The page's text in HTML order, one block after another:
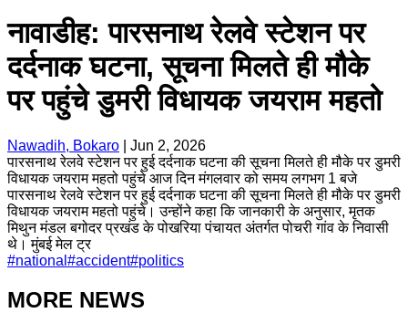
नावाडीह: पारसनाथ रेलवे स्टेशन पर
दर्दनाक घटना, सूचना मिलते ही मौके
पर पहुंचे डुमरी विधायक जयराम महतो
Nawadih, Bokaro
Jun 2, 2026
पारसनाथ रेलवे स्टेशन पर हुई दर्दनाक घटना की सूचना मिलते ही मौके पर डुमरी
विधायक जयराम महतो पहुंचे आज दिन मंगलवार को समय लगभग 1 बजे
पारसनाथ रेलवे स्टेशन पर हुई दर्दनाक घटना की सूचना मिलते ही मौके पर डुमरी
विधायक जयराम महतो पहुंचे। उन्होंने कहा कि जानकारी के अनुसार, मृतक
मिथुन मंडल बगोदर प्रखंड के पोखरिया पंचायत अंतर्गत पोचरी गांव के निवासी
थे। मुंबई मेल ट्र
#national #accident#politics
MORE NEWS